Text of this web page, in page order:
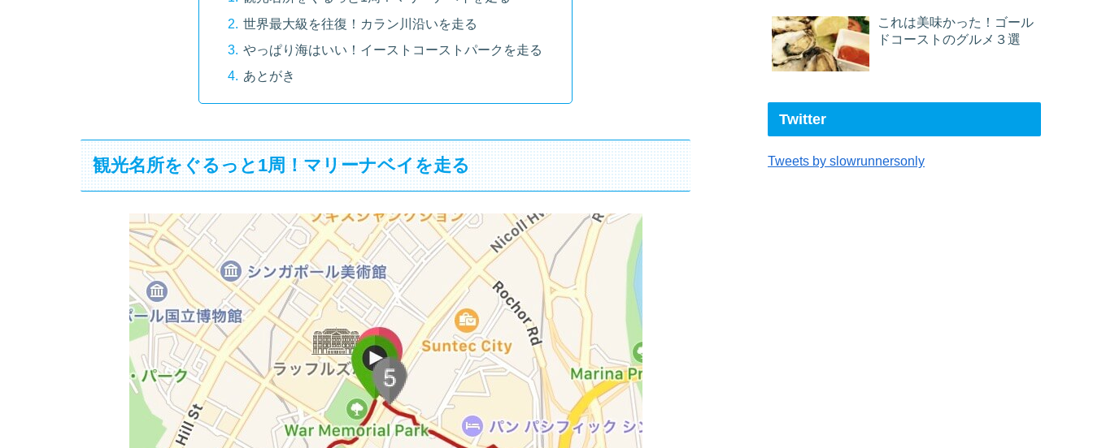
世界最大級を往復！カラン川沿いを走る
やっぱり海はいい！イーストコーストパークを走る
あとがき
観光名所をぐるっと1周！マリーナベイを走る
これは美味かった！ゴール
ドコーストのグルメ３選
Twitter
Tweets by slowrunnersonly